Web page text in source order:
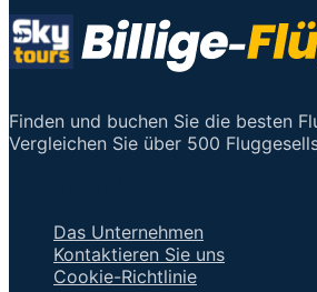
Finden und buchen Sie die besten
Vergleichen Sie über 500
Das Unternehmen
Kontaktieren Sie uns
Cookie-Richtlinie